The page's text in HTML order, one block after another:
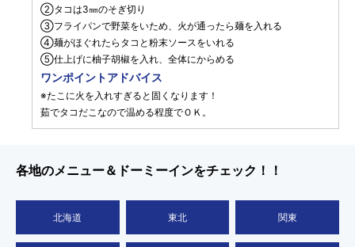
②タコは3㎜のそぎ切り
③フライパンで野菜をいため、火が通ったら麺を入れる
④麺がほぐれたらタコと粉末ソースをいれる
⑤仕上げに柚子胡椒を入れ、全体にからめる
ワンポイントアドバイス
※たこに火を入れすぎると固くなります！
茹でタコだこなので温める程度でＯＫ。
各地のメニュー＆ドーミーインをチェック！！
北海道 東北 関東